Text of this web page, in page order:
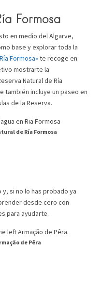
Formosa
en medio del Algarve,
base y explorar toda la
Formosa» te recoge en
mostrarte la
Natural de Ría
también incluye un paseo en
de la Reserva.
de Ría Formosa
si no lo has probado ya
desde cero con
para ayudarte.
de Pêra